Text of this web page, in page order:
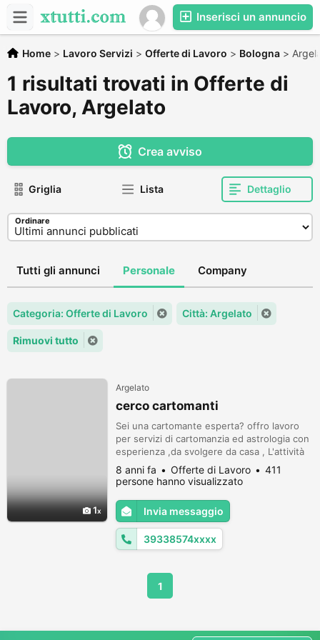
Inserisci un annuncio
Home > Lavoro Servizi > Offerte di Lavoro > Bologna >
1 risultati trovati in Offerte di
Lavoro, Argelato
Crea avviso
Griglia Lista Dettaglio
Ordinare
Tutti gli annunci Personale Company
Categoria: Offerte di Lavoro Città: Argelato
Rimuovi tutto
1
Argelato
cerco cartomanti
Sei una cartomante esperta? offro lavoro
per servizi di cartomanzia ed astrologia con
esperienza ,da svolgere da casa , L'attività
viene svolta su turni di 6 o 8 ore al giorno
ed il compenso è di 0,10 cent al min, Un
guadagno certo ogni mese lavorando
comodamente dalla propria abitazione, si
puo lavorare con tel fisso, pc, e voip, per
inf. chiamare al num 33...
8 anni fa Offerte di Lavoro
411
persone hanno visualizzato
Invia messaggio
39338574xxxx
1